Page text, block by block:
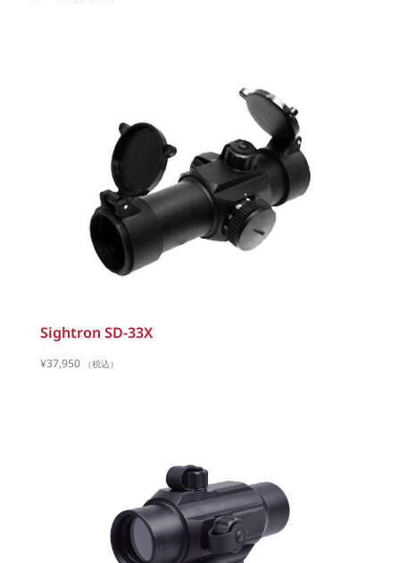
Sightron SD-33X
¥37,950 （税込）